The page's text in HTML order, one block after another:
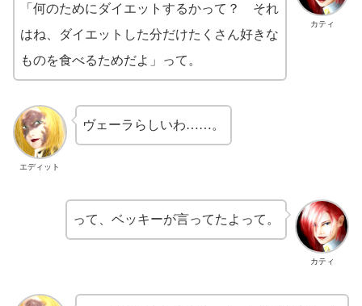
カティ
「何のためにダイエットするかって？ それ
はね、ダイエットした分だけたくさん好きな
ものを食べるためだよ」って。
エディット
ヴェーラらしいわ……。
カティ
って、ベッキーが言ってたよって。